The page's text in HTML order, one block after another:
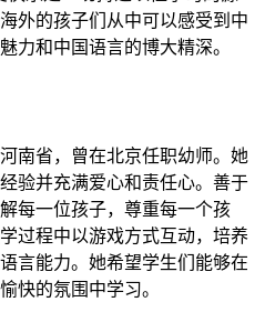
外的孩子们从中可以感受到中
力和中国语言的博大精深。
南省，曾在北京任职幼师。她
验并充满爱心和责任心。善于
每一位孩子，尊重每一个孩
过程中以游戏方式互动，培养
言能力。她希望学生们能够在
快的氛围中学习。